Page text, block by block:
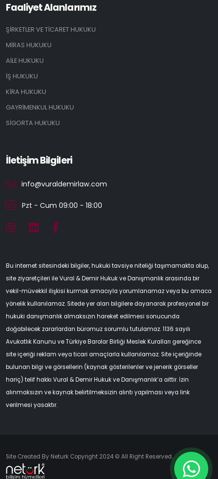
Faaliyet Alanlarımız
ŞİRKETLER VE TİCARET HUKUKU
MİRAS HUKUKU
AİLE HUKUKU
İŞ HUKUKU
KİRA HUKUKU
GAYRİMENKUL HUKUKU
SİGORTA HUKUKU
İletişim Bilgileri
info@vuraldemirlaw.com
Pzt - Cum 09:00 - 18:00
Bu internet sitesindeki bilgiler, hukuki tavsiye niteliği taşımamakta olup,
site ziyaretçileri ile Vural & Demir Hukuk ve Danışmanlık arasında bir
vekil-müvekkil ilişkisi kurmak amacıyla yorumlanamaz veya bu amaca
yönelik kullanılamaz. Sitede yer alan bilgilere dayanarak profesyonel bir
hukuki danışmanlık almaksızın hareket edilmesi sonucunda
doğabilecek zararlardan büromuz sorumlu tutulamaz. 1136 sayılı
Avukatlık Kanunu ve Türkiye Barolar Birliği Meslek Kuralları gereğince
site içeriği reklam veya ticari amaçlarla kullanılamaz. Site içeriğinde
bulunan bilgi ve görsellerin (kaynak gösterilenler ve jenerik görseller
hariç) telif hakkı Vural & Demir Hukuk ve Danışmanlık’a aittir. İzin
alınmaksızın ve kaynak belirtilmeksizin alıntı yapılması veya link
verilmesi yasaktır.
Site Created By Neturk Copyright 2024 © All Right Reserved.